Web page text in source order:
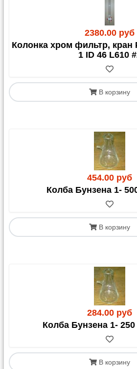
2380.00 руб
Колонка хром фильтр, кран
1 ID 46 L610
В корзину
454.00 руб
Колба Бунзена 1-
В корзину
284.00 руб
Колба Бунзена 1-
В корзину